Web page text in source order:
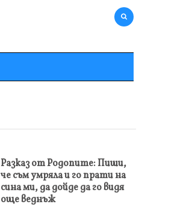
Разказ от Родопите: Пиши,
че съм умряла и го прати на
сина ми, да дойде да го видя
още веднъж